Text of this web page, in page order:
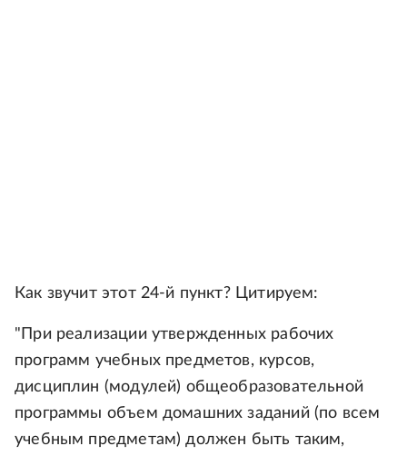
Как звучит этот 24-й пункт? Цитируем:
"При реализации утвержденных рабочих
программ учебных предметов, курсов,
дисциплин (модулей) общеобразовательной
программы объем домашних заданий (по всем
учебным предметам) должен быть таким,